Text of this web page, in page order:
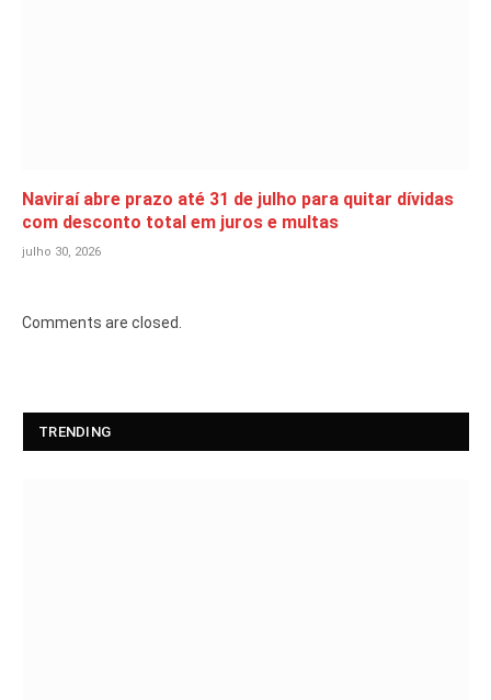
Naviraí abre prazo até 31 de julho para quitar dívidas
com desconto total em juros e multas
julho 30, 2026
Comments are closed.
TRENDING